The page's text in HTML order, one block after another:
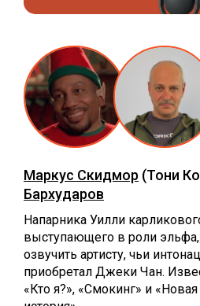
Маркус Скидмор (Тони
Бархударов
Напарника Уилли
выступающего в роли
озвучить артисту, чьи
приобретал Джеки Чан.
«Кто я?», «Смокинг» и